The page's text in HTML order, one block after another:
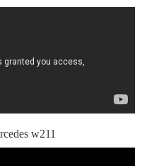
w211